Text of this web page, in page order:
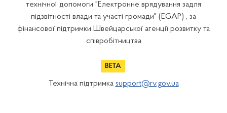
технічної допомоги "Електронне врядування задля
підзвітності влади та участі громади" (EGAP) , за
фінансової підтримки Швейцарської агенції розвитку та
співробітництва
Технічна підтримка support@rv.gov.ua